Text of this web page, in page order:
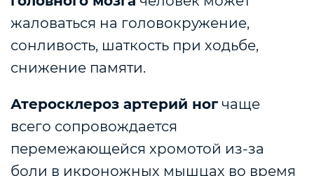
жаловаться на головокружение,
сонливость, шаткость при ходьбе,
снижение памяти.
Атеросклероз артерий ногчаще
всего сопровождается
перемежающейся хромотой из-за
боли в икроножных мышцах во время